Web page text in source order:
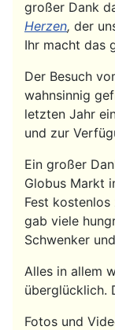
großer Dank
Herzen, der
Ihr macht das
Der Besuch
wahnsinnig
letzten Jahr
und zur
Ein großer
Globus Markt
Fest
gab viele
Schwenker
Alles in allem
überglücklich.
Fotos und